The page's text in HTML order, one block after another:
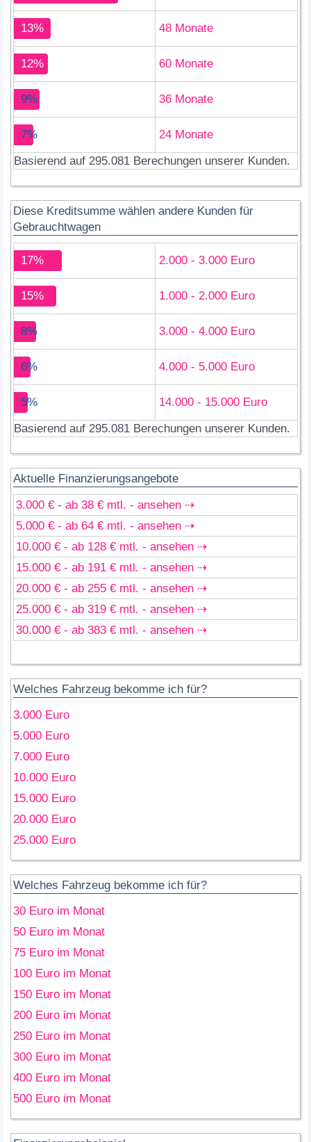
13% 48 Monate
12% 60 Monate
9% 36 Monate
7%
24 Monate
Basierend auf 295.081 Berechungen unserer Kunden.
Diese Kreditsumme wählen andere Kunden für
Gebrauchtwagen
17% 2.000 - 3.000 Euro
15% 1.000 - 2.000 Euro
8% 3.000 - 4.000 Euro
6% 4.000 - 5.000 Euro
5%
14.000 - 15.000 Euro
Basierend auf 295.081 Berechungen unserer Kunden.
Aktuelle Finanzierungsangebote
3.000 € - ab 38 € mtl. - ansehen ⇢
5.000 € - ab 64 € mtl. - ansehen ⇢
10.000 € - ab 128 € mtl. - ansehen ⇢
15.000 € - ab 191 € mtl. - ansehen ⇢
20.000 € - ab 255 € mtl. - ansehen ⇢
25.000 € - ab 319 € mtl. - ansehen ⇢
30.000 € - ab 383 € mtl. - ansehen ⇢
Welches Fahrzeug bekomme ich für?
3.000 Euro
5.000 Euro
7.000 Euro
10.000 Euro
15.000 Euro
20.000 Euro
25.000 Euro
Welches Fahrzeug bekomme ich für?
30 Euro im Monat
50 Euro im Monat
75 Euro im Monat
100 Euro im Monat
150 Euro im Monat
200 Euro im Monat
250 Euro im Monat
300 Euro im Monat
400 Euro im Monat
500 Euro im Monat